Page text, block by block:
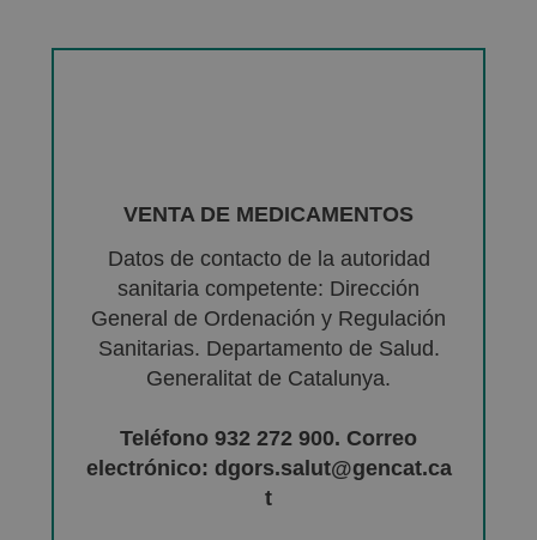
VENTA DE MEDICAMENTOS
Datos de contacto de la autoridad
sanitaria competente: Dirección
General de Ordenación y Regulación
Sanitarias. Departamento de Salud.
Generalitat de Catalunya.
Teléfono 932 272 900. Correo
electrónico: dgors.salut@gencat.ca
t